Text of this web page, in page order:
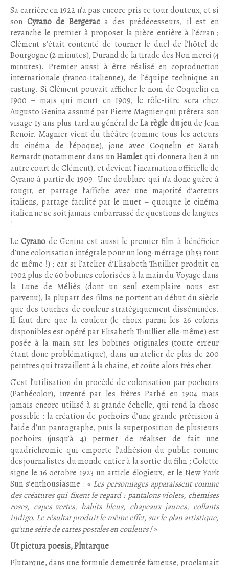
Sa carrière en 1922 n’a pas encore pris ce tour douteux, et si
son Cyrano de Bergerac a des prédécesseurs, il est en
revanche le premier à proposer la pièce entière à l’écran ;
Clément s’était contenté de tourner le duel de l’hôtel de
Bourgogne (2 minutes), Durand de la tirade des Non merci (4
minutes). Premier aussi à être réalisé en coproduction
internationale (franco-italienne), de l’équipe technique au
casting. Si Clément pouvait afficher le nom de Coquelin en
1900 – mais qui meurt en 1909, le rôle-titre sera chez
Augusto Genina assumé par Pierre Magnier qui prêtera son
visage 15 ans plus tard au général deLa règle du jeude Jean
Renoir. Magnier vient du théâtre (comme tous les acteurs
du cinéma de l’époque), joue avec Coquelin et Sarah
Bernardt (notamment dans unHamletqui donnera lieu à un
autre court de Clément), et devient l’incarnation officielle de
Cyrano à partir de 1909. Une doublure qui n’a donc guère à
rougir, et partage l’affiche avec une majorité d’acteurs
italiens, partage facilité par le muet – quoique le cinéma
italien ne se soit jamais embarrassé de questions de langues
!
LeCyrano de Genina est aussi le premier film à bénéficier
d’une colorisation intégrale pour un long-métrage (1h53 tout
de même !) ; car si l’atelier d’Elisabeth Thuillier produit en
1902 plus de 60 bobines colorisées à la main du Voyage dans
la Lune de Méliès (dont un seul exemplaire nous est
parvenu), la plupart des films ne portent au début du siècle
que des touches de couleur stratégiquement disséminées.
Il faut dire que la couleur (le choix parmi les 26 coloris
disponibles est opéré par Elisabeth Thuillier elle-même) est
posée à la main sur les bobines originales (toute erreur
étant donc problématique), dans un atelier de plus de 200
peintres qui travaillent à la chaîne, et coûte alors très cher.
C’est l’utilisation du procédé de colorisation par pochoirs
(Pathécolor), inventé par les frères Pathé en 1904 mais
jamais encore utilisé à si grande échelle, qui rend la chose
possible : la création de pochoirs d’une grande précision à
l’aide d’un pantographe, puis la superposition de plusieurs
pochoirs (jusqu’à 4) permet de réaliser de fait une
quadrichromie qui emporte l’adhésion du public comme
des journalistes du monde entier à la sortie du film ; Colette
signe le 16 octobre 1923 un article élogieux, et le New York
Sun s’enthousiasme : « Les personnages apparaissent comme
des créatures qui fixent le regard : pantalons violets, chemises
roses, capes vertes, habits bleus, chapeaux jaunes, collants
indigo. Le résultat produit le même effet, sur le plan artistique,
qu’une série de cartes postales en couleurs !»
Ut pictura poesis, Plutarque
Plutarque, dans une formule demeurée fameuse, proclamait